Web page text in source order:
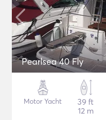
Pearlsea 40 Fly
Motor Yacht
39 ft
12 m